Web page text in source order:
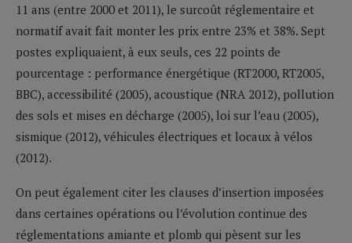
11 ans (entre 2000 et 2011), le surcoût réglementaire et
normatif avait fait monter les prix entre 23% et 38%. Sept
postes expliquaient, à eux seuls, ces 22 points de
pourcentage : performance énergétique (RT2000, RT2005,
BBC), accessibilité (2005), acoustique (NRA 2012), pollution
des sols et mises en décharge (2005), loi sur l’eau (2005),
sismique (2012), véhicules électriques et locaux à vélos
(2012).
On peut également citer les clauses d’insertion imposées
dans certaines opérations ou l’évolution continue des
réglementations amiante et plomb qui pèsent sur les